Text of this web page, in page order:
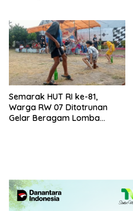
Semarak HUT RI ke-81,
Warga RW 07 Ditotrunan
Gelar Beragam Lomba